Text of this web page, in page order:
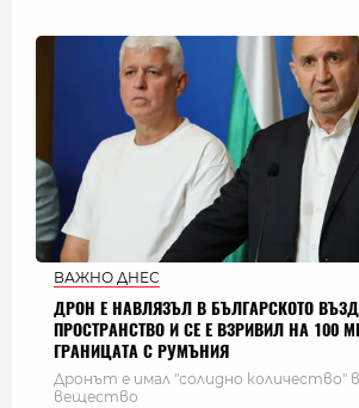
ВАЖНО ДНЕС
ДРОН Е НАВЛЯЗЪЛ В БЪЛГАРСКОТО
ПРОСТРАНСТВО И СЕ Е ВЗРИВИЛ НА 100
ГРАНИЦАТА С РУМЪНИЯ
Дронът е имал "солидно количество"
вещество